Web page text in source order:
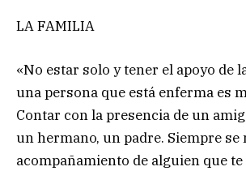
LA FAMILIA
«No estar solo y tener el apoyo de
una persona que está enferma es
Contar con la presencia de un
un hermano, un padre. Siempre se
acompañamiento de alguien que